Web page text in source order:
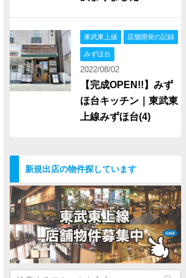
東武東上線 店舗開発の記録
みずほ台
2022/08/02
【完成OPEN!!】みず
ほ台キッチン｜東武東
上線みずほ台(4)
新規出店の物件探しています